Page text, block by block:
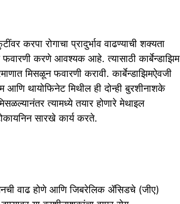
करपा रोगाचा प्रादुर्भाव वाढण्याची शक्यता
फवारणी करणे आवश्यक आहे. त्यासाठी कार्बेन्डाझिम
मिसळून फवारणी करावी. कार्बेन्डाझिमऐवजी
आणि थायोफिनेट मिथील ही दोन्ही बुरशीनाशके
त्यामध्ये तयार होणारे मेथाइल
सारखे कार्य करते.
वाढ होणे आणि जिबरेलिक ॲसिडचे (जीए)